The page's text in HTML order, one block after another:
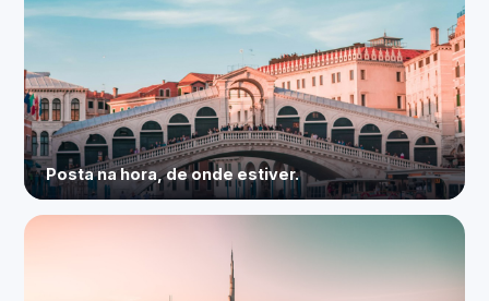
Posta na hora, de onde estiver.